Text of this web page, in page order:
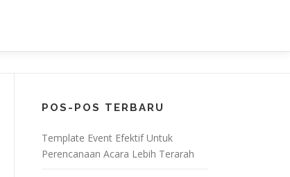
POS-POS TERBARU
Template Event Efektif Untuk
Perencanaan Acara Lebih Terarah